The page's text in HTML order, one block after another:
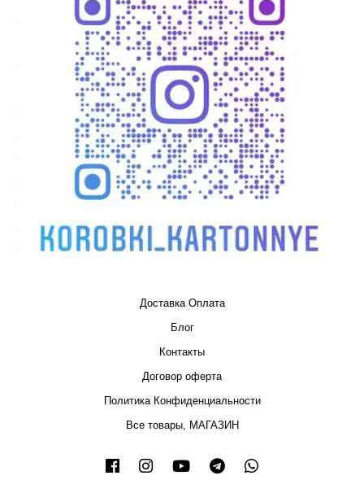
Доставка Оплата
Блог
Контакты
Договор оферта
Политика Конфиденциальности
Все товары, МАГАЗИН